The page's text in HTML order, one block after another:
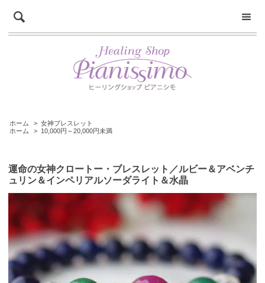
ホーム > 女神ブレスレット
ホーム
> 10,000円～20,000円未満
運命の女神クロートー・ブレスレット／ルビー＆アベンチ
ュリン＆インペリアルソーダライト＆水晶